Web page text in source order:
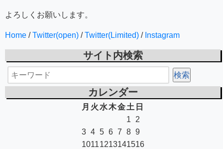
よろしくお願いします。
Home /Twitter(open) /Twitter(Limited) / Instagram
サイト内検索
カレンダー
月 火 水木金 土 日
1
2
3 4 5 6 7 8 9
10111213141516